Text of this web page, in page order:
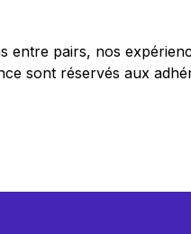
entre pairs, nos
sont réservés aux